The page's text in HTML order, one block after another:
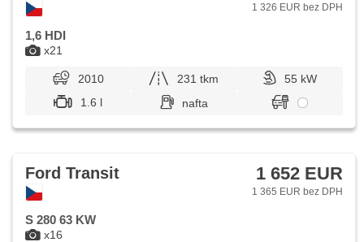
x21
1 326 EUR bez DPH
1,6 HDI
2010 231 tkm
55 kW
1.6 l
nafta
x16
Ford Transit 1 652 EUR
1 365 EUR bez DPH
S 280 63 KW